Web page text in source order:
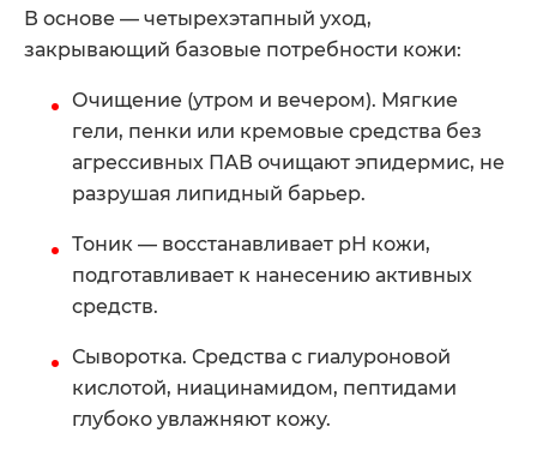
В основе — четырехэтапный уход,
закрывающий базовые потребности кожи:
Очищение (утром и вечером). Мягкие
гели, пенки или кремовые средства без
агрессивных ПАВ очищают эпидермис, не
разрушая липидный барьер.
Тоник — восстанавливает pH кожи,
подготавливает к нанесению активных
средств.
Сыворотка. Средства с гиалуроновой
кислотой, ниацинамидом, пептидами
глубоко увлажняют кожу.